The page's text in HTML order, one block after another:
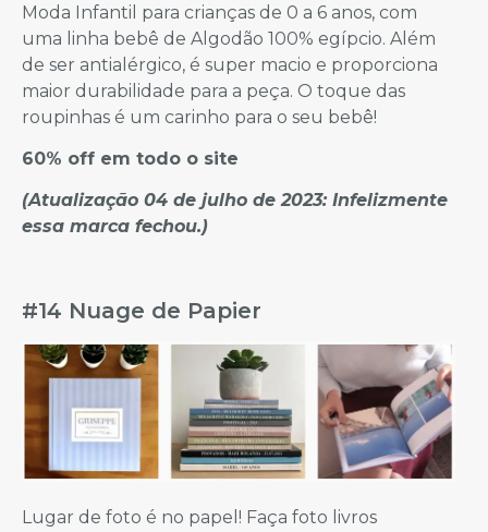
Moda Infantil para crianças de 0 a 6 anos, com
uma linha bebê de Algodão 100% egípcio. Além
de ser antialérgico, é super macio e proporciona
maior durabilidade para a peça. O toque das
roupinhas é um carinho para o seu bebê!
60% off em todo o site
(Atualização 04 de julho de 2023: Infelizmente
essa marca fechou.)
#14 Nuage de Papier
Lugar de foto é no papel! Faça foto livros